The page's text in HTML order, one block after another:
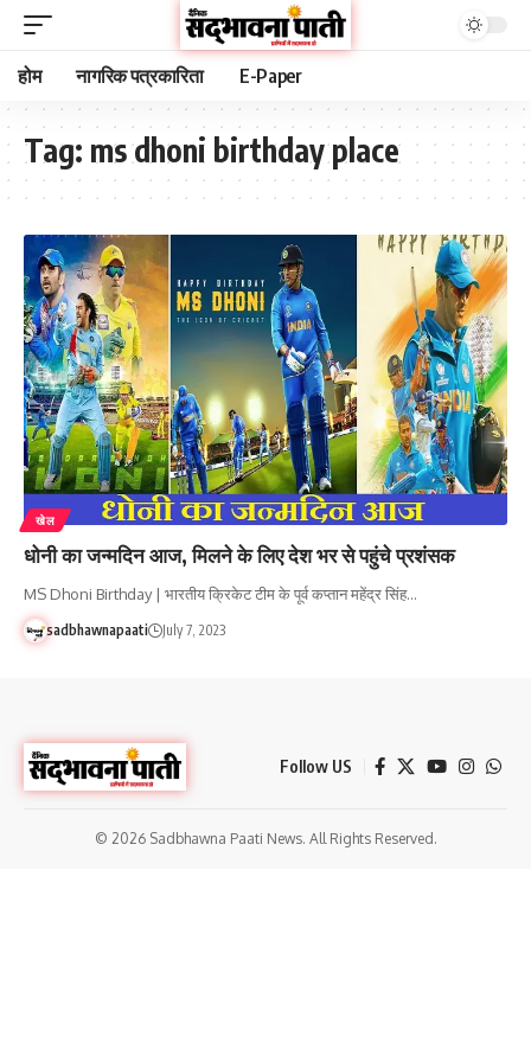
होम नागरिक पत्रकारिता E-Paper
Tag: ms dhoni birthday place
खेल
धोनी का जन्मदिन आज, मिलने के लिए देश भर से पहुंचे प्रशंसक
MS Dhoni Birthday | भारतीय क्रिकेट टीम के पूर्व कप्तान महेंद्र सिंह…
sadbhawnapaati July 7, 2023
Follow US
© 2026 Sadbhawna Paati News. All Rights Reserved.